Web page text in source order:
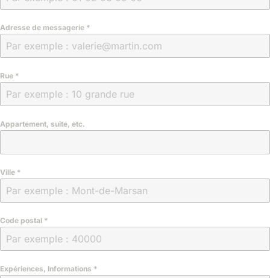
Adresse de messagerie *
Rue *
Appartement, suite, etc.
Ville *
Code postal *
Expériences, Informations *